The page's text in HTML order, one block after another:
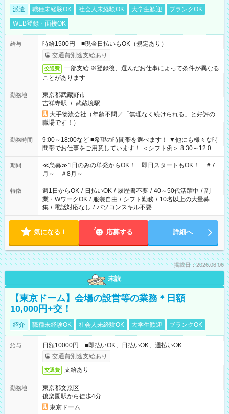
派遣 職種未経験OK 社会人未経験OK 大学生歓迎
ブランクOK
WEB登録・面接OK
給与
時給1500円 ■現金日払いもOK（規定あり）
交通費別途支給あり
交通費
一部支給 ※登録後、選んだお仕事によって条件が異なる
ことがあります
勤務地
東京都武蔵野市
吉祥寺駅 / 武蔵境駅
大手物流会社（年齢不問／「無理なく続けられる」と好評の
職場です！）
勤務時間
9:00～18:00など ■希望の時間帯を選べます！ ▼他にも様々な時
間帯でお仕事をご用意しています！ ＜シフト例＞ 8:30～12:00
17:00～22:00 13:00～22:00 22:00～翌6:00 など
期間
≪急募≫1日のみの単発からOK！ 即日スタートもOK！ ＃7
月～ ＃8月～
特徴 週1日からOK / 日払いOK / 履歴書不要 / 40～50代活躍中 / 副
業・WワークOK / 服装自由 / シフト勤務 / 10名以上の大量募
集 / 電話対応なし / パソコンスキル不要
気になる！ 応募する 詳細へ
掲載日：2026.08.06
未読
【東京ドーム】会場の設営等の業務＊日額
10,000円+交！
紹介 職種未経験OK 社会人未経験OK 大学生歓迎 ブランクOK
給与
日額10000円 ■即払いOK、日払いOK、週払いOK
交通費別途支給あり
交通費 支給あり
勤務地
東京都文京区
後楽園駅から徒歩4分
東京ドーム